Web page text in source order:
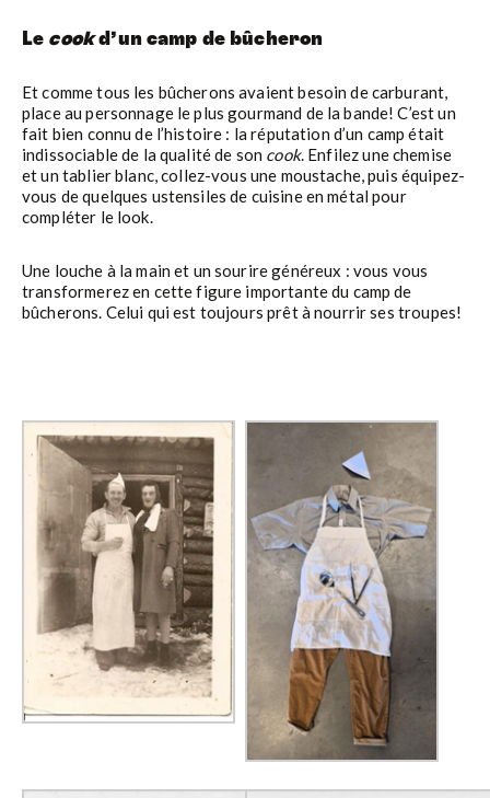
Le cookd’un camp de bûcheron
Et comme tous les bûcherons avaient besoin de carburant,
place au personnage le plus gourmand de la bande! C’est un
fait bien connu de l’histoire : la réputation d’un camp était
indissociable de la qualité de son cook. Enfilez une chemise
et un tablier blanc, collez-vous une moustache, puis équipez-
vous de quelques ustensiles de cuisine en métal pour
compléter le look.
Une louche à la main et un sourire généreux : vous vous
transformerez en cette figure importante du camp de
bûcherons. Celui qui est toujours prêt à nourrir ses troupes!